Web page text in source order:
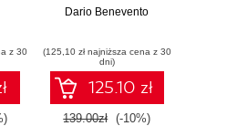
z 30
Dario Benevento
(125,10 zł najniższa cena z 30
dni)
125.10 zł
139.00zł (-10%)